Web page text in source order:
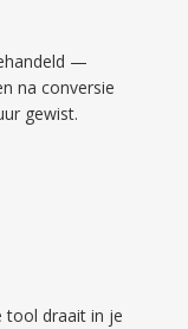
—
na conversie
gewist.
tool draait in je